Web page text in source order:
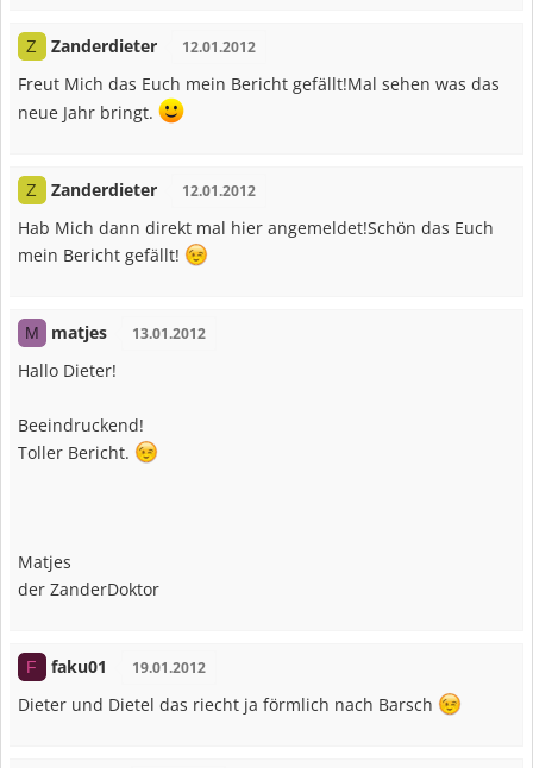
Z Zanderdieter 12.01.2012
Freut Mich das Euch mein Bericht gefällt!Mal sehen was das
neue Jahr bringt.
Z Zanderdieter 12.01.2012
Hab Mich dann direkt mal hier angemeldet!Schön das Euch
mein Bericht gefällt!
M matjes 13.01.2012
Hallo Dieter!
Beeindruckend!
Toller Bericht.
Matjes
der ZanderDoktor
F faku01 19.01.2012
Dieter und Dietel das riecht ja förmlich nach Barsch